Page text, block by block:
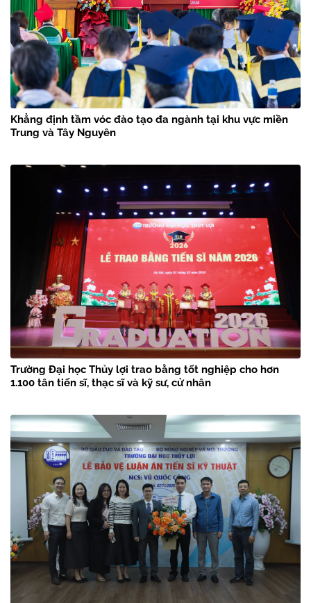
Khẳng định tầm vóc đào tạo đa ngành tại khu vực miền
Trung và Tây Nguyên
Trường Đại học Thủy lợi trao bằng tốt nghiệp cho hơn
1.100 tân tiến sĩ, thạc sĩ và kỹ sư, cử nhân